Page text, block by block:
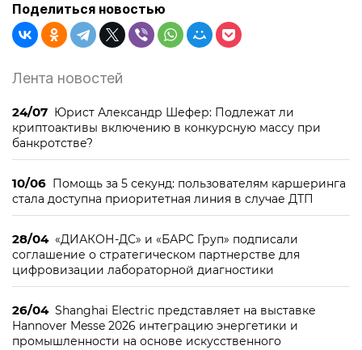
Поделиться новостью
Лента новостей
24/07 Юрист Александр Шефер: Подлежат ли
криптоактивы включению в конкурсную массу при
банкротстве?
10/06 Помощь за 5 секунд: пользователям каршеринга
стала доступна приоритетная линия в случае ДТП
28/04 «ДИАКОН-ДС» и «БАРС Груп» подписали
соглашение о стратегическом партнерстве для
цифровизации лабораторной диагностики
26/04 Shanghai Electric представляет на выставке
Hannover Messe 2026 интеграцию энергетики и
промышленности на основе искусственного